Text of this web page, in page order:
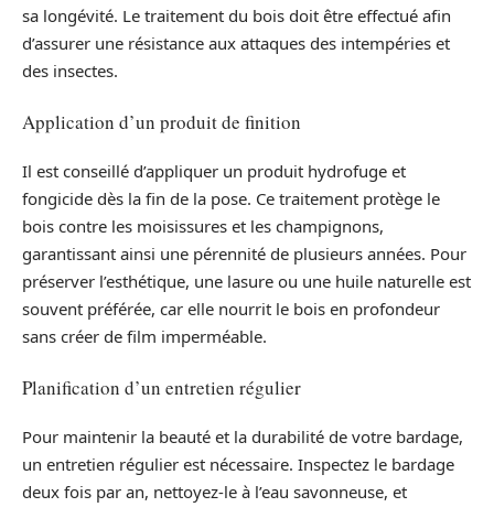
sa longévité. Le traitement du bois doit être effectué afin
d’assurer une résistance aux attaques des intempéries et
des insectes.
Application d’un produit de finition
Il est conseillé d’appliquer un produit hydrofuge et
fongicide dès la fin de la pose. Ce traitement protège le
bois contre les moisissures et les champignons,
garantissant ainsi une pérennité de plusieurs années. Pour
préserver l’esthétique, une lasure ou une huile naturelle est
souvent préférée, car elle nourrit le bois en profondeur
sans créer de film imperméable.
Planification d’un entretien régulier
Pour maintenir la beauté et la durabilité de votre bardage,
un entretien régulier est nécessaire. Inspectez le bardage
deux fois par an, nettoyez-le à l’eau savonneuse, et